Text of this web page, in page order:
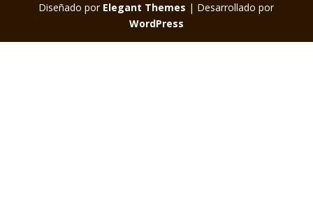
Diseñado por Elegant Themes | Desarrollado por
WordPress